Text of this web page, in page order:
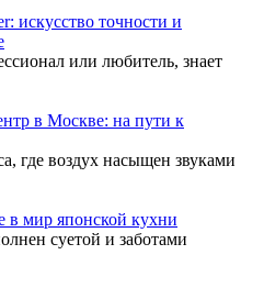
искусство точности и
или любитель, знает
в Москве: на пути к
где воздух насыщен звуками
в мир японской кухни
суетой и заботами